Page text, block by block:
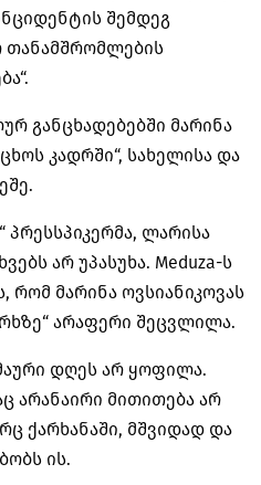
შემდეგ
თანამშრომლების
განცხადებებში მარინა
კადრში“, სახელისა და
პრესსპიკერმა, ლარისა
არ უპასუხა. Meduza-ს
რომ მარინა ოვსიანიკოვას
არაფერი შეცვლილა.
დღეს არ ყოფილა.
არანაირი მითითება არ
ქარხანაში, მშვიდად და
ის.